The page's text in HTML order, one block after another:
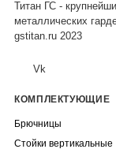
Титан ГС -
металлических
gstitan.ru 2023
Vk
КОМПЛЕКТУЮЩИЕ
Брючницы
Стойки вертикальные